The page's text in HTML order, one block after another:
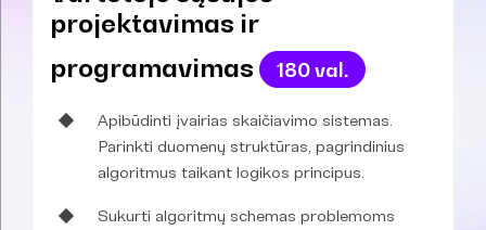
projektavimas ir
programavimas
180 val.
Apibūdinti įvairias skaičiavimo sistemas.
Parinkti duomenų struktūras, pagrindinius
algoritmus taikant logikos principus.
Sukurti algoritmų schemas problemoms